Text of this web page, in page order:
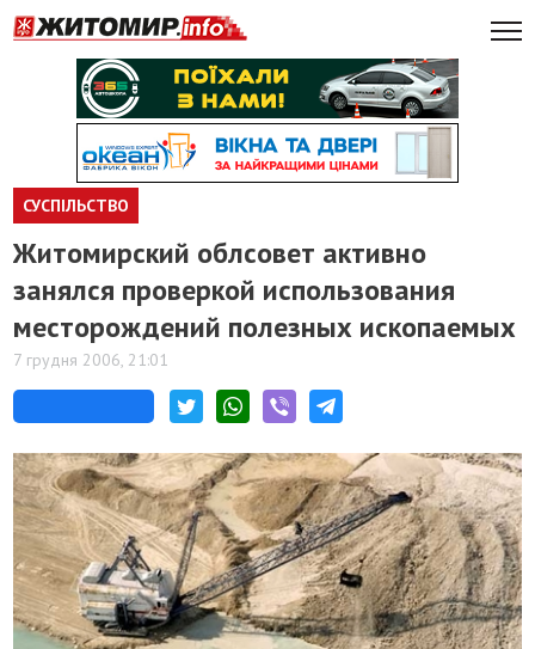
СУСПІЛЬСТВО
Житомирский облсовет активно
занялся проверкой использования
месторождений полезных ископаемых
7 грудня 2006, 21:01